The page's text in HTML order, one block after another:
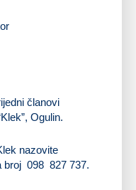
članovi
Ogulin.
nazovite
broj 098 827 737.